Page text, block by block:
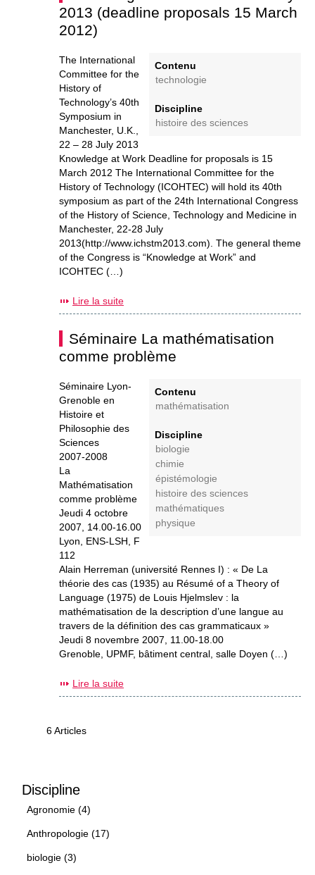
2013 (deadline proposals 15 March
2012)
Contenu
technologie
Discipline
histoire des sciences
The International
Committee for the
History of
Technology’s 40th
Symposium in
Manchester, U.K.,
22 – 28 July 2013
Knowledge at Work Deadline for proposals is 15
March 2012 The International Committee for the
History of Technology (ICOHTEC) will hold its 40th
symposium as part of the 24th International Congress
of the History of Science, Technology and Medicine in
Manchester, 22-28 July
2013(http://www.ichstm2013.com). The general theme
of the Congress is “Knowledge at Work” and
ICOHTEC (…)
Lire la suite
Séminaire La mathématisation
comme problème
Contenu
mathématisation
Discipline
biologie
chimie
épistémologie
histoire des sciences
mathématiques
physique
Séminaire Lyon-
Grenoble en
Histoire et
Philosophie des
Sciences
2007-2008
La
Mathématisation
comme problème
Jeudi 4 octobre
2007, 14.00-16.00
Lyon, ENS-LSH, F
112
Alain Herreman (université Rennes I) : « De La
théorie des cas (1935) au Résumé of a Theory of
Language (1975) de Louis Hjelmslev : la
mathématisation de la description d’une langue au
travers de la définition des cas grammaticaux »
Jeudi 8 novembre 2007, 11.00-18.00
Grenoble, UPMF, bâtiment central, salle Doyen (…)
Lire la suite
6 Articles
Discipline
Agronomie (4)
Anthropologie (17)
biologie (3)